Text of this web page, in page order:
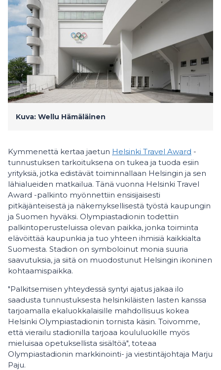
Kuva: Wellu Hämäläinen
Kymmenettä kertaa jaetun Helsinki Travel Award -
tunnustuksen tarkoituksena on tukea ja tuoda esiin
yrityksiä, jotka edistävät toiminnallaan Helsingin ja sen
lähialueiden matkailua. Tänä vuonna Helsinki Travel
Award -palkinto myönnettiin ensisijaisesti
pitkäjänteisestä ja näkemyksellisestä työstä kaupungin
ja Suomen hyväksi. Olympiastadionin todettiin
palkintoperusteluissa olevan paikka, jonka toiminta
elävöittää kaupunkia ja tuo yhteen ihmisiä kaikkialta
Suomesta. Stadion on symboloinut monia suuria
saavutuksia, ja siitä on muodostunut Helsingin ikoninen
kohtaamispaikka.
"Palkitsemisen yhteydessä syntyi ajatus jakaa ilo
saadusta tunnustuksesta helsinkiläisten lasten kanssa
tarjoamalla ekaluokkalaisille mahdollisuus kokea
Helsinki Olympiastadionin tornista käsin. Toivomme,
että vierailu stadionilla tarjoaa koululuokille myös
mieluisaa opetuksellista sisältöä", toteaa
Olympiastadionin markkinointi- ja viestintäjohtaja Marju
Paju.